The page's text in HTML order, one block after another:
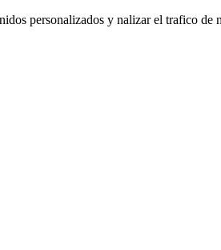
personalizados y nalizar el trafico de